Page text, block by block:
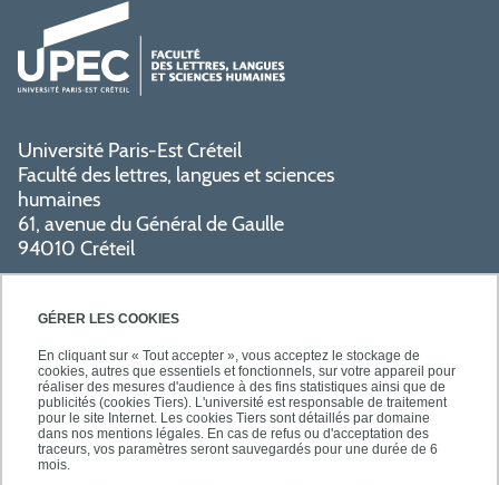
GÉRER LES COOKIES
En cliquant sur « Tout accepter », vous acceptez le stockage de
cookies, autres que essentiels et fonctionnels, sur votre appareil pour
réaliser des mesures d'audience à des fins statistiques ainsi que de
publicités (cookies Tiers). L'université est responsable de traitement
pour le site Internet. Les cookies Tiers sont détaillés par domaine
dans nos mentions légales. En cas de refus ou d'acceptation des
traceurs, vos paramètres seront sauvegardés pour une durée de 6
mois.
Université Paris-Est Créteil
Faculté des lettres, langues et sciences
humaines
61, avenue du Général de Gaulle
94010 Créteil
PRATIQUE
SUIVEZ-NOUS